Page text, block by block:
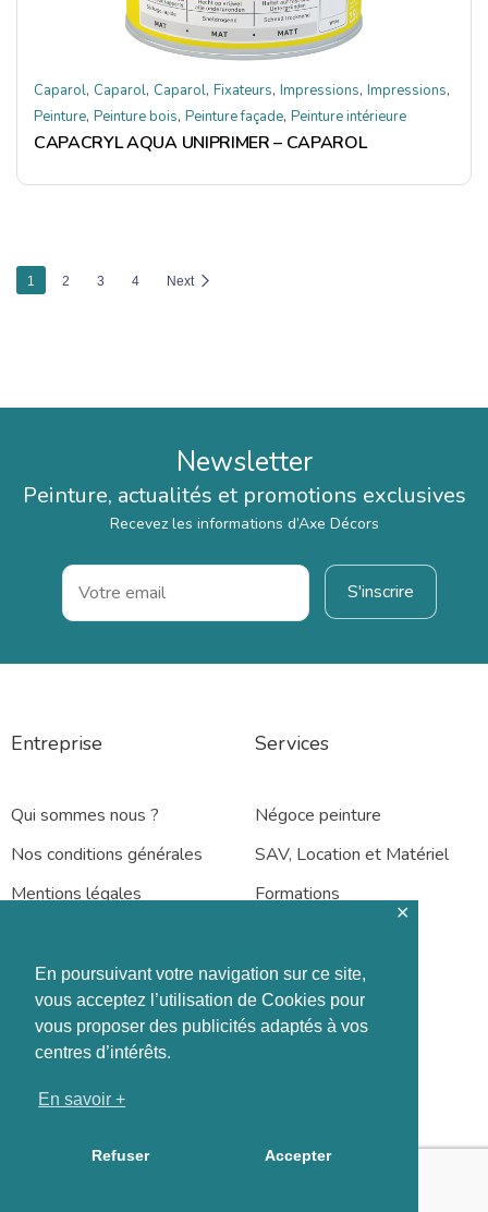
En poursuivant votre navigation sur ce site,
vous acceptez l’utilisation de Cookies pour
vous proposer des publicités adaptés à vos
centres d’intérêts.
En savoir +
Refuser Accepter
✕
Caparol, Caparol, Caparol, Fixateurs, Impressions, Impressions,
Peinture, Peinture bois, Peinture façade, Peinture intérieure
CAPACRYL AQUA UNIPRIMER – CAPAROL
1 2 3 4 Next
Newsletter
Peinture, actualités et promotions exclusives
Recevez les informations d’Axe Décors
Entreprise
Qui sommes nous ?
Nos conditions générales
Mentions légales
Services
Négoce peinture
SAV, Location et Matériel
Formations
Rennes – Nantes